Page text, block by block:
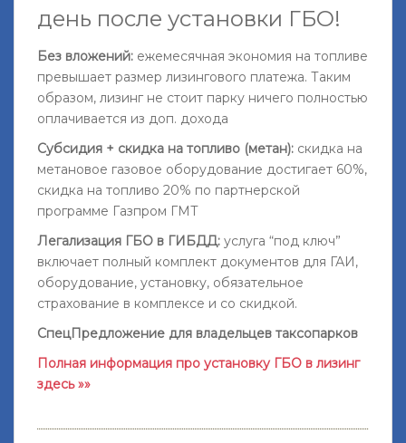
день после установки ГБО!
Без вложений: ежемесячная экономия на топливе
превышает размер лизингового платежа. Таким
образом, лизинг не стоит парку ничего полностью
оплачивается из доп. дохода
Субсидия + скидка на топливо (метан): скидка на
метановое газовое оборудование достигает 60%,
скидка на топливо 20% по партнерской
программе Газпром ГМТ
Легализация ГБО в ГИБДД: услуга “под ключ”
включает полный комплект документов для ГАИ,
оборудование, установку, обязательное
страхование в комплексе и со скидкой.
СпецПредложение для владельцев таксопарков
Полная информация про установку ГБО в лизинг
здесь »»